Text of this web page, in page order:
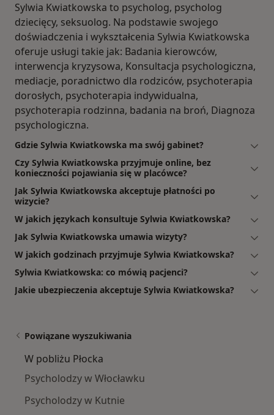
Sylwia Kwiatkowska to psycholog, psycholog
dziecięcy, seksuolog. Na podstawie swojego
doświadczenia i wykształcenia Sylwia Kwiatkowska
oferuje usługi takie jak: Badania kierowców,
interwencja kryzysowa, Konsultacja psychologiczna,
mediacje, poradnictwo dla rodziców, psychoterapia
dorosłych, psychoterapia indywidualna,
psychoterapia rodzinna, badania na broń, Diagnoza
psychologiczna.
Gdzie Sylwia Kwiatkowska ma swój gabinet?
Czy Sylwia Kwiatkowska przyjmuje online, bez
konieczności pojawiania się w placówce?
Jak Sylwia Kwiatkowska akceptuje płatności po
wizycie?
W jakich językach konsultuje Sylwia Kwiatkowska?
Jak Sylwia Kwiatkowska umawia wizyty?
W jakich godzinach przyjmuje Sylwia Kwiatkowska?
Sylwia Kwiatkowska: co mówią pacjenci?
Jakie ubezpieczenia akceptuje Sylwia Kwiatkowska?
Powiązane wyszukiwania
W pobliżu Płocka
Psycholodzy w Włocławku
Psycholodzy w Kutnie